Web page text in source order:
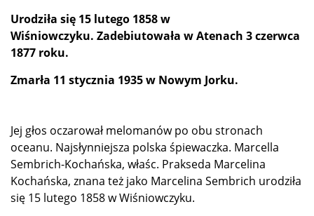
Urodziła się 15 lutego 1858 w
Wiśniowczyku. Zadebiutowała w Atenach 3 czerwca
1877 roku.
Zmarła 11 stycznia 1935 w Nowym Jorku.
Jej głos oczarował melomanów po obu stronach
oceanu. Najsłynniejsza polska śpiewaczka. Marcella
Sembrich-Kochańska, właśc. Prakseda Marcelina
Kochańska, znana też jako Marcelina Sembrich urodziła
się 15 lutego 1858 w Wiśniowczyku.